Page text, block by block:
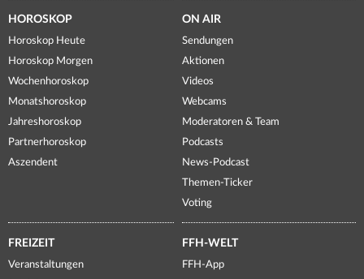
HOROSKOP
Horoskop Heute
Horoskop Morgen
Wochenhoroskop
Monatshoroskop
Jahreshoroskop
Partnerhoroskop
Aszendent
ON AIR
Sendungen
Aktionen
Videos
Webcams
Moderatoren & Team
Podcasts
News-Podcast
Themen-Ticker
Voting
FREIZEIT
Veranstaltungen
FFH-WELT
FFH-App